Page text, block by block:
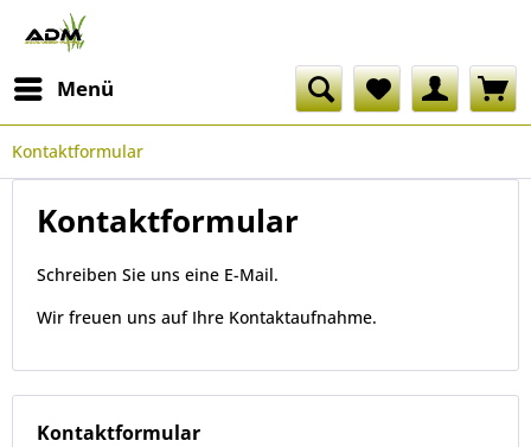
Menü
Kontaktformular
Kontaktformular
Schreiben Sie uns eine E-Mail.
Wir freuen uns auf Ihre Kontaktaufnahme.
Kontaktformular